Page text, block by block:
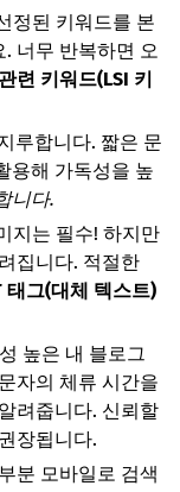
정된 키워드를 본
너무 반복하면 오
관련 키워드(LSI 키
루합니다. 짧은 문
용해 가독성을 높
니다.
지는 필수! 하지만
집니다. 적절한
태그(대체 텍스트)
높은 내 블로그
자의 체류 시간을
려줍니다. 신뢰할
장됩니다.
분 모바일로 검색